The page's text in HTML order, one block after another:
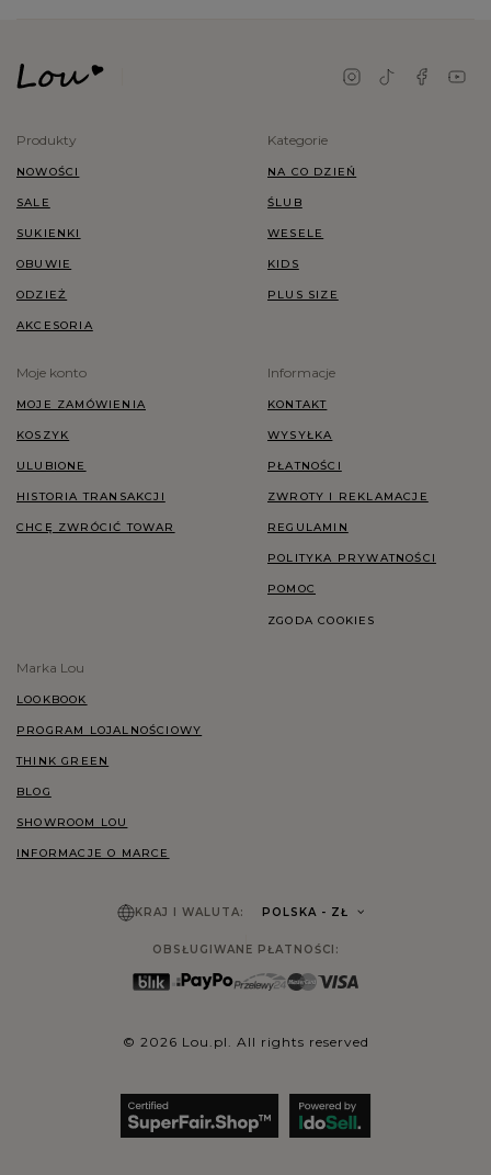
Produkty
NOWOŚCI
SALE
SUKIENKI
OBUWIE
ODZIEŻ
AKCESORIA
Kategorie
NA CO DZIEŃ
ŚLUB
WESELE
KIDS
PLUS SIZE
Moje konto
MOJE ZAMÓWIENIA
KOSZYK
ULUBIONE
HISTORIA TRANSAKCJI
CHCĘ ZWRÓCIĆ TOWAR
Informacje
KONTAKT
WYSYŁKA
PŁATNOŚCI
ZWROTY I REKLAMACJE
REGULAMIN
POLITYKA PRYWATNOŚCI
POMOC
ZGODA COOKIES
Marka Lou
LOOKBOOK
PROGRAM LOJALNOŚCIOWY
THINK GREEN
BLOG
SHOWROOM LOU
INFORMACJE O MARCE
KRAJ I WALUTA: POLSKA - ZŁ
OBSŁUGIWANE PŁATNOŚCI:
© 2026 Lou.pl. All rights reserved